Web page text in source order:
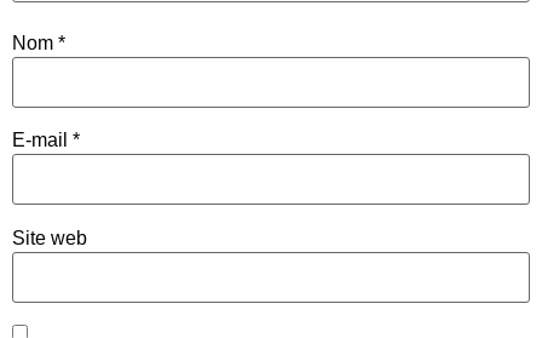
Nom *
E-mail *
Site web